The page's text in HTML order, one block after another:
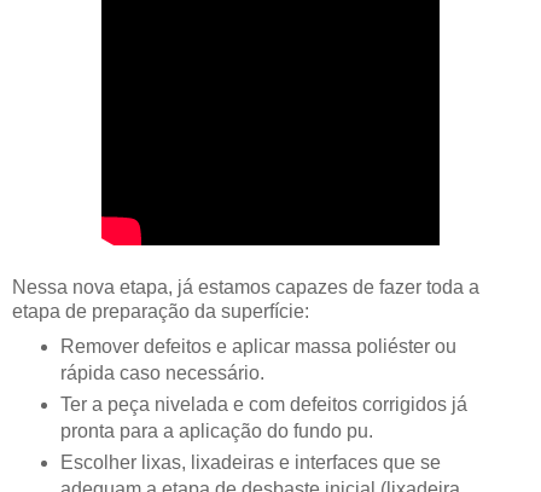
Nessa nova etapa, já estamos capazes de fazer toda a
etapa de preparação da superfície:
Remover defeitos e aplicar massa poliéster ou
rápida caso necessário.
Ter a peça nivelada e com defeitos corrigidos já
pronta para a aplicação do fundo pu.
Escolher lixas, lixadeiras e interfaces que se